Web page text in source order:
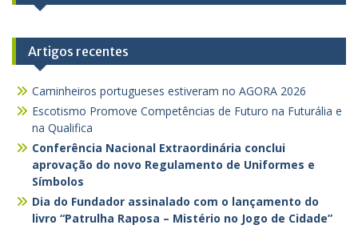
Artigos recentes
Caminheiros portugueses estiveram no AGORA 2026
Escotismo Promove Competências de Futuro na Futurália e
na Qualifica
Conferência Nacional Extraordinária conclui
aprovação do novo Regulamento de Uniformes e
Símbolos
Dia do Fundador assinalado com o lançamento do
livro “Patrulha Raposa – Mistério no Jogo de Cidade”